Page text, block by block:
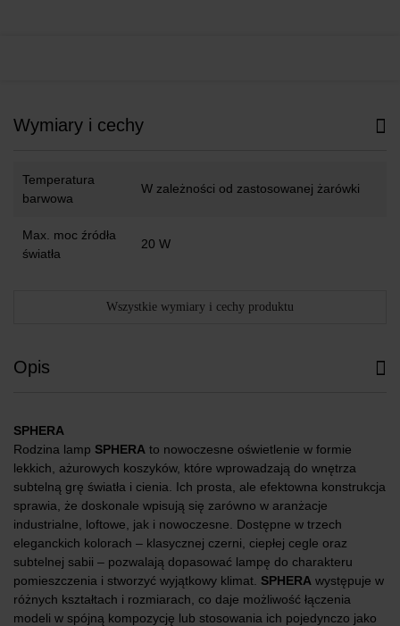
Wymiary i cechy
Temperatura
barwowa
W zależności od zastosowanej żarówki
Max. moc źródła
światła
20 W
Wszystkie wymiary i cechy produktu
Opis
SPHERA
Rodzina lamp SPHERA to nowoczesne oświetlenie w formie
lekkich, ażurowych koszyków, które wprowadzają do wnętrza
subtelną grę światła i cienia. Ich prosta, ale efektowna konstrukcja
sprawia, że doskonale wpisują się zarówno w aranżacje
industrialne, loftowe, jak i nowoczesne. Dostępne w trzech
eleganckich kolorach – klasycznej czerni, ciepłej cegle oraz
subtelnej sabii – pozwalają dopasować lampę do charakteru
pomieszczenia i stworzyć wyjątkowy klimat. SPHERA występuje w
różnych kształtach i rozmiarach, co daje możliwość łączenia
modeli w spójną kompozycję lub stosowania ich pojedynczo jako